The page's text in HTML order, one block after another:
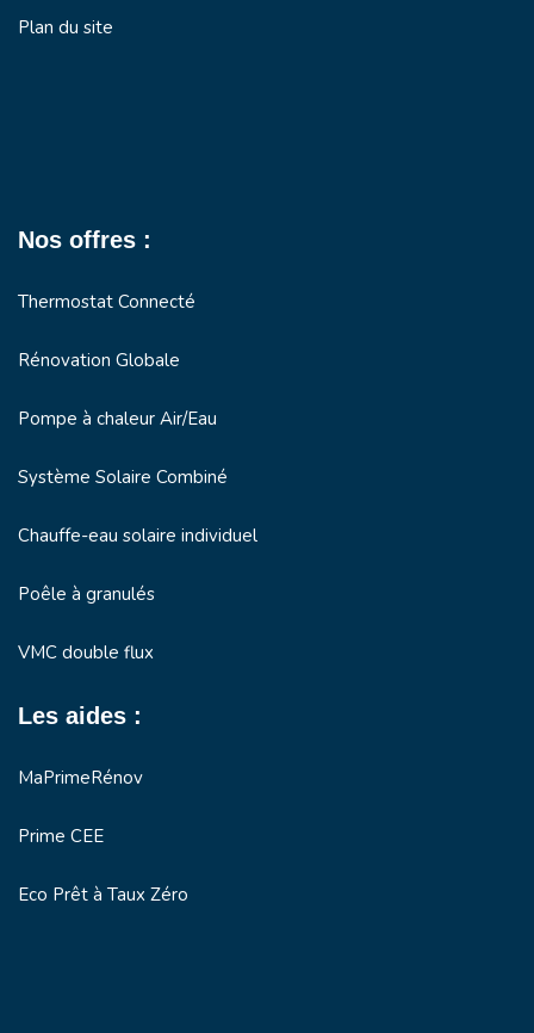
Plan du site
Nos offres :
Thermostat Connecté
Rénovation Globale
Pompe à chaleur Air/Eau
Système Solaire Combiné
Chauffe-eau solaire individuel
Poêle à granulés
VMC double flux
Les aides :
MaPrimeRénov
Prime CEE
Eco Prêt à Taux Zéro